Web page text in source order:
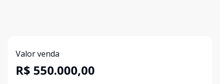
Valor venda
R$ 550.000,00